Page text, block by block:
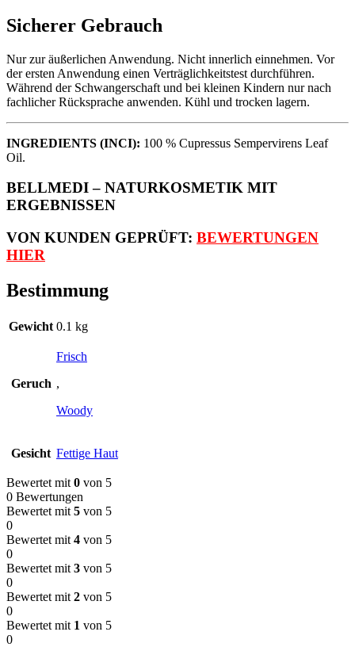
Sicherer Gebrauch
Nur zur äußerlichen Anwendung. Nicht innerlich einnehmen. Vor
der ersten Anwendung einen Verträglichkeitstest durchführen.
Während der Schwangerschaft und bei kleinen Kindern nur nach
fachlicher Rücksprache anwenden. Kühl und trocken lagern.
INGREDIENTS (INCI): 100 % Cupressus Sempervirens Leaf
Oil.
BELLMEDI – NATURKOSMETIK MIT
ERGEBNISSEN
VON KUNDEN GEPRÜFT: BEWERTUNGEN
HIER
Bestimmung
Gewicht 0.1 kg
Geruch
Frisch
,
Woody
Gesicht Fettige Haut
Bewertet mit 0 von 5
0 Bewertungen
Bewertet mit 5 von 5
0
Bewertet mit 4 von 5
0
Bewertet mit 3 von 5
0
Bewertet mit 2 von 5
0
Bewertet mit 1 von 5
0